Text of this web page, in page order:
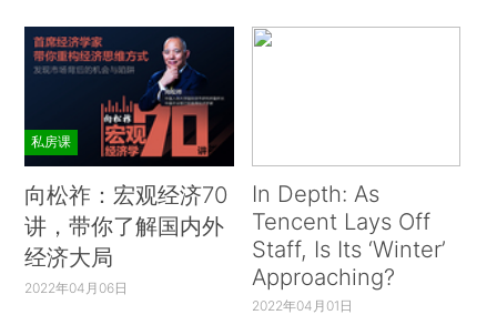
私房课
向松祚：宏观经济70
讲，带你了解国内外
经济大局
2022年04月06日
In Depth: As
Tencent Lays Off
Staff, Is Its ‘Winter’
Approaching?
2022年04月01日